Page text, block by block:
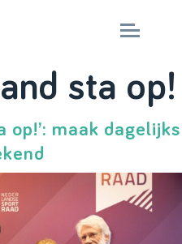
sta op!
op!’: maak dagelijks